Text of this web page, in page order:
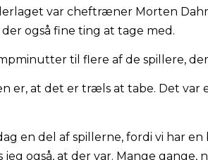
var cheftræner Morten
også fine ting at tage med.
til flere af de spillere,
er, at det er træls at tabe. Det var
en del af spillerne, fordi vi har
jeg også, at der var. Mange